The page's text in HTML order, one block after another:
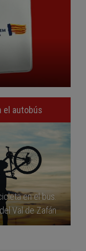
el autobús
en el bus.
Val de Zafán